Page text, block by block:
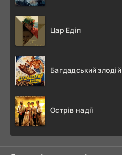
Цар Едіп
Багдадський злодій
Острів надії